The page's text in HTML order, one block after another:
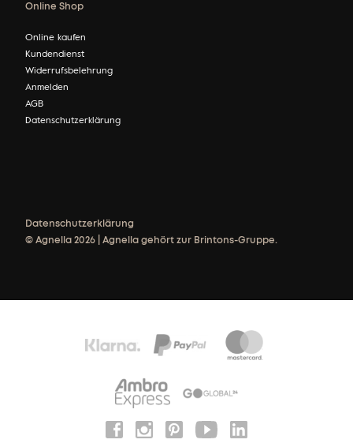
Online Shop
Online kaufen
Kundendienst
Widerrufsbelehrung
Anmelden
AGB
Datenschutzerklärung
Datenschutzerklärung
© Agnella 2026 | Agnella gehört zur Brintons-Gruppe.